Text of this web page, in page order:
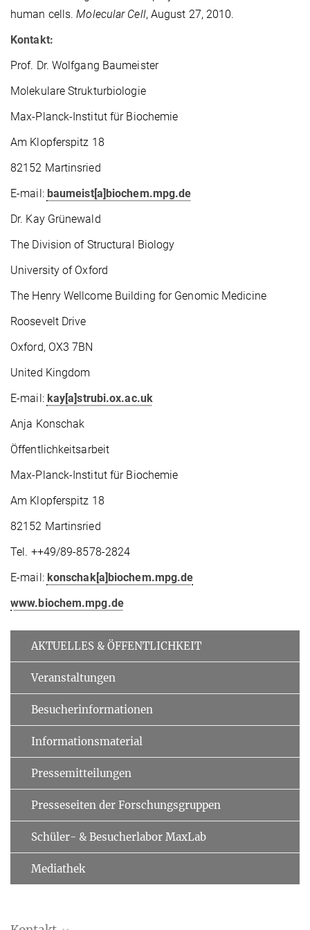
human cells.Molecular Cell, August 27, 2010.
Kontakt:
Prof. Dr. Wolfgang Baumeister
Molekulare Strukturbiologie
Max-Planck-Institut für Biochemie
Am Klopferspitz 18
82152 Martinsried
E-mail: baumeist[a]biochem.mpg.de
Dr. Kay Grünewald
The Division of Structural Biology
University of Oxford
The Henry Wellcome Building for Genomic Medicine
Roosevelt Drive
Oxford, OX3 7BN
United Kingdom
E-mail: kay[a]strubi.ox.ac.uk
Anja Konschak
Öffentlichkeitsarbeit
Max-Planck-Institut für Biochemie
Am Klopferspitz 18
82152 Martinsried
Tel. ++49/89-8578-2824
E-mail: konschak[a]biochem.mpg.de
www.biochem.mpg.de
AKTUELLES & ÖFFENTLICHKEIT
Veranstaltungen
Besucherinformationen
Informationsmaterial
Pressemitteilungen
Presseseiten der Forschungsgruppen
Schüler- & Besucherlabor MaxLab
Mediathek